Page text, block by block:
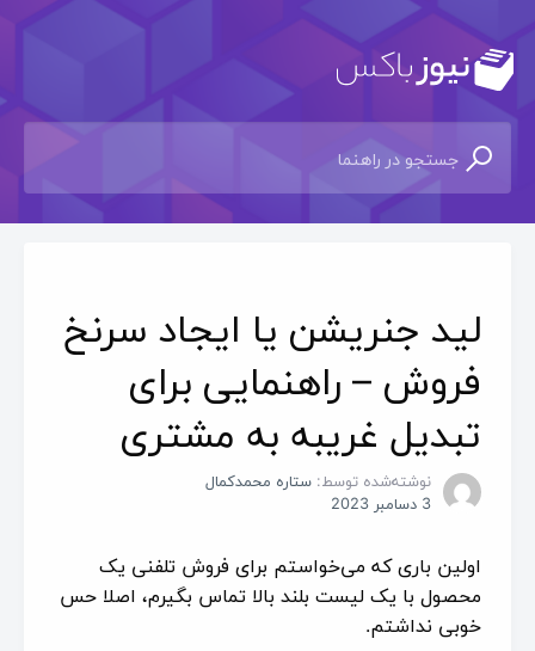
لید جنریشن یا ایجاد سرنخ
فروش – راهنمایی برای
تبدیل غریبه به مشتری
نوشته‌شده توسط: ستاره محمدکمال
3 دسامبر 2023
اولین باری که می‌خواستم برای فروش تلفنی یک
محصول با یک لیست بلند بالا تماس بگیرم، اصلا حس
خوبی نداشتم.